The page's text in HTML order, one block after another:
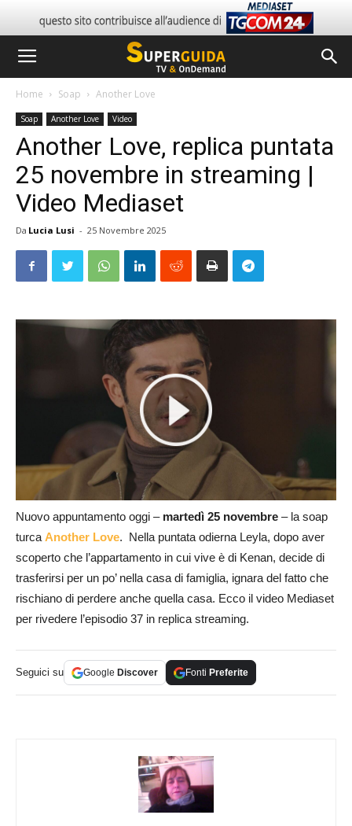
Home Soap Another Love
Soap Another Love Video
Another Love, replica puntata
25 novembre in streaming |
Video Mediaset
Da Lucia Lusi - 25 Novembre 2025
Nuovo appuntamento oggi – martedì 25 novembre – la soap
turcaAnother Love. Nella puntata odierna Leyla, dopo aver
scoperto che l’appartamento in cui vive è di Kenan, decide di
trasferirsi per un po’ nella casa di famiglia, ignara del fatto che
rischiano di perdere anche quella casa. Ecco il video Mediaset
per rivedere l’episodio 37 in replica streaming.
Seguici su Google Discover Fonti Preferite